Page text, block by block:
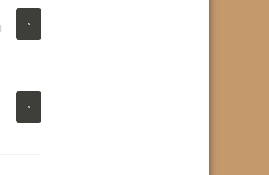
»
»